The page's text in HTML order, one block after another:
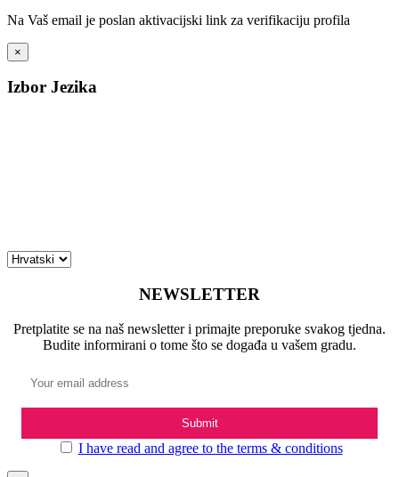
Na Vaš email je poslan aktivacijski link za verifikaciju profila
×
Izbor Jezika
NEWSLETTER
Pretplatite se na naš newsletter i primajte preporuke svakog tjedna.
Budite informirani o tome što se događa u vašem gradu.
I have read and agree to the terms & conditions